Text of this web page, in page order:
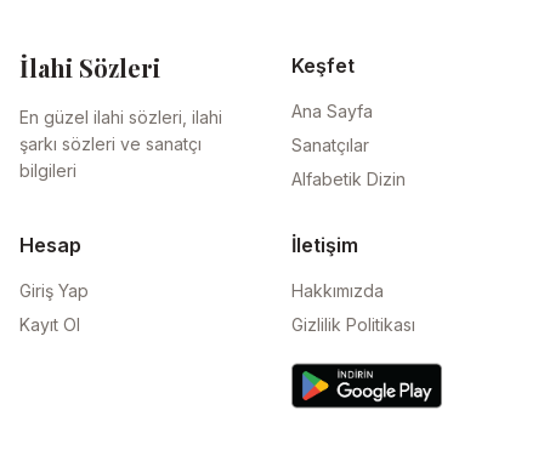
İlahi Sözleri
En güzel ilahi sözleri, ilahi
şarkı sözleri ve sanatçı
bilgileri
Keşfet
Ana Sayfa
Sanatçılar
Alfabetik Dizin
Hesap
Giriş Yap
Kayıt Ol
İletişim
Hakkımızda
Gizlilik Politikası